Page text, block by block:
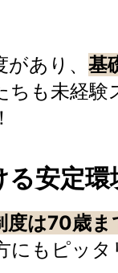
あり、 基
ちも未経験
る安定環
度は70歳ま
にもピッタ